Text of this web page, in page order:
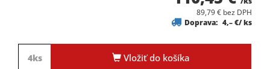
Vložiť do košíka
89,79 € bez DPH
Doprava: 4,– €/ ks